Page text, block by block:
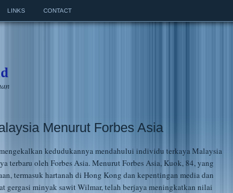
LINKS CONTACT
Menurut Forbes Asia
kedudukannya mendahului individu terkaya Malaysia
terbaru oleh Forbes Asia. Menurut Forbes Asia, Kuok, 84, yang
termasuk hartanah di Hong Kong dan kepentingan media dan
gergasi minyak sawit Wilmar, telah berjaya meningkatkan nilai